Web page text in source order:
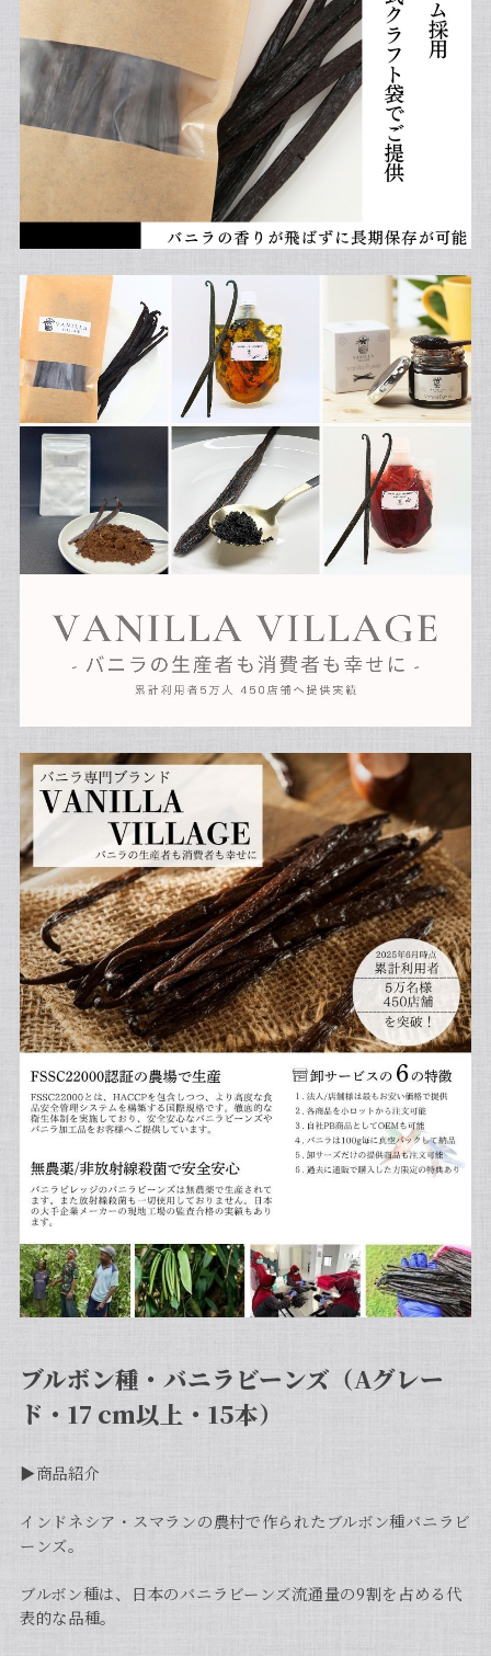
ブルボン種・バニラビーンズ（Aグレー
ド・17 cm以上・15本）
▶︎商品紹介
インドネシア・スマランの農村で作られたブルボン種バニラビ
ーンズ。
ブルボン種は、日本のバニラビーンズ流通量の9割を占める代
表的な品種。